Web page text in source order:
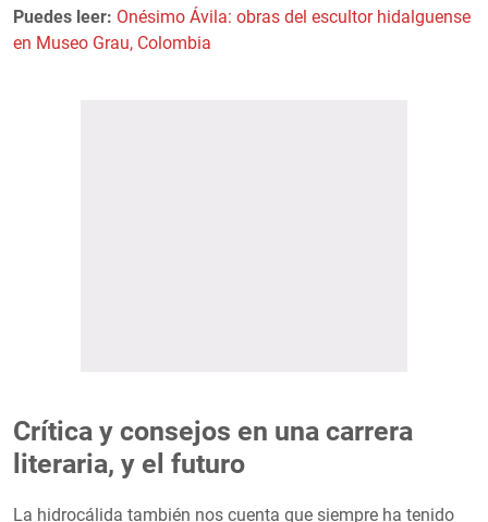
Puedes leer: Onésimo Ávila: obras del escultor hidalguense
en Museo Grau, Colombia
Crítica y consejos en una carrera
literaria, y el futuro
La hidrocálida también nos cuenta que siempre ha tenido